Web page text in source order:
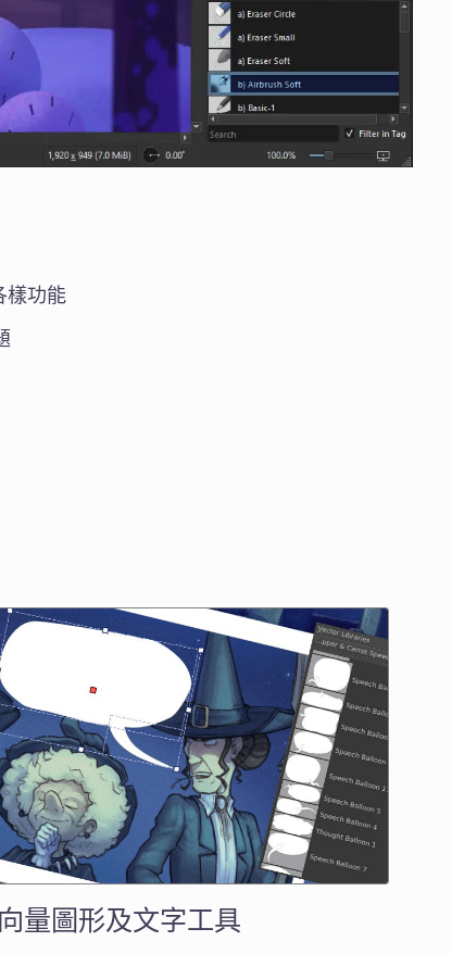
樣功能
向量圖形及文字工具